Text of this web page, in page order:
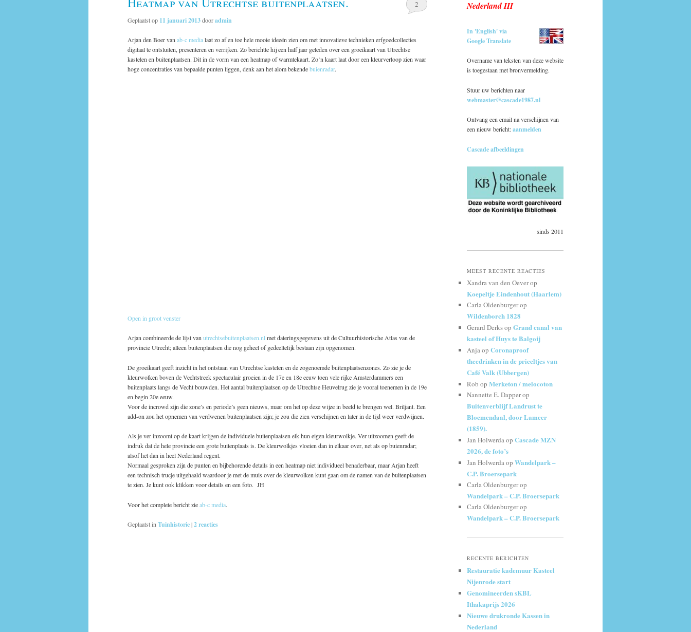
Geplaatst op 11 januari 2013dooradmin
2
Arjan den Boer vanab-c medialaat zo af en toe hele mooie ideeën zien om met innovatieve technieken erfgoedcollecties
digitaal te ontsluiten, presenteren en verrijken. Zo berichtte hij een half jaar geleden over een groeikaart van Utrechtse
kastelen en buitenplaatsen. Dit in de vorm van een heatmap of warmtekaart. Zo’n kaart laat door een kleurverloop zien waar
hoge concentraties van bepaalde punten liggen, denk aan het alom bekendebuienradar.
Open in groot venster
Arjan combineerde de lijst vanutrechtsebuitenplaatsen.nlmet dateringsgegevens uit de Cultuurhistorische Atlas van de
provincie Utrecht; alleen buitenplaatsen die nog geheel of gedeeltelijk bestaan zijn opgenomen.
De groeikaart geeft inzicht in het ontstaan van Utrechtse kastelen en de zogenoemde buitenplaatsenzones. Zo zie je de
kleurwolken boven de Vechtstreek spectaculair groeien in de 17e en 18e eeuw toen vele rijke Amsterdammers een
buitenplaats langs de Vecht bouwden. Het aantal buitenplaatsen op de Utrechtse Heuvelrug zie je vooral toenemen in de 19e
en begin 20e eeuw.
Voor de incrowd zijn die zone’s en periode’s geen nieuws, maar om het op deze wijze in beeld te brengen wel. Briljant. Een
add-on zou het opnemen van verdwenen buitenplaatsen zijn; je zou die zien verschijnen en later in de tijd weer verdwijnen.
Als je ver inzoomt op de kaart krijgen de individuele buitenplaatsen elk hun eigen kleurwolkje. Ver uitzoomen geeft de
indruk dat de hele provincie een grote buitenplaats is. De kleurwolkjes vloeien dan in elkaar over, net als op buienradar;
alsof het dan in heel Nederland regent.
Normaal gesproken zijn de punten en bijbehorende details in een heatmap niet individueel benaderbaar, maar Arjan heeft
een technisch trucje uitgehaald waardoor je met de muis over de kleurwolken kunt gaan om de namen van de buitenplaatsen
te zien. Je kunt ook klikken voor details en een foto. JH
Voor het complete bericht zieab-c media.
Geplaatst inTuinhistorie|2reacties
Nederland III
In 'English' via
Google Translate
Overname van teksten van deze website
is toegestaan met bronvermelding.
Stuur uw berichten naar
webmaster@cascade1987.nl
Ontvang een email na verschijnen van
een nieuw bericht:aanmelden
Cascade afbeeldingen
sinds 2011
MEEST RECENTE REACTIES
Xandra van den Oeverop
Koepeltje Eindenhout (Haarlem)
Carla Oldenburgerop
Wildenborch 1828
Gerard Derksop Grand canal van
kasteel of Huys te Balgoij
Anjaop Coronaproof
theedrinken in de prieeltjes van
Café Valk (Ubbergen)
Rob op Merketon / melocoton
Nannette E. Dapperop
Buitenverblijf Landrust te
Bloemendaal, door Lameer
(1859).
Jan Holwerdaop Cascade MZN
2026, de foto’s
Jan Holwerdaop Wandelpark –
C.P. Broersepark
Carla Oldenburgerop
Wandelpark – C.P. Broersepark
Carla Oldenburgerop
Wandelpark – C.P. Broersepark
RECENTE BERICHTEN
Restauratie kademuur Kasteel
Nijenrode start
Genomineerden sKBL
Ithakaprijs 2026
Nieuwe drukronde Kassen in
Nederland